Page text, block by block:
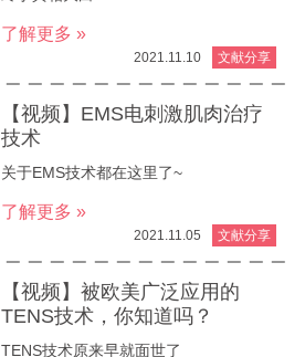
了解更多 »
文献分享
2021.11.10
【视频】EMS电刺激肌肉治疗
技术
关于EMS技术都在这里了~
了解更多 »
文献分享
2021.11.05
【视频】被欧美广泛应用的
TENS技术，你知道吗？
TENS技术原来早就面世了